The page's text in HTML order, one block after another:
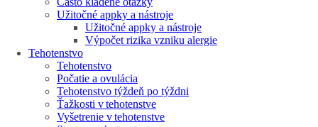
Užitočné appky a nástroje
Užitočné appky a nástroje
Výpočet rizika vzniku alergie
Tehotenstvo
Tehotenstvo
Počatie a ovulácia
Tehotenstvo týždeň po týždni
Ťažkosti v tehotenstve
Vyšetrenie v tehotenstve